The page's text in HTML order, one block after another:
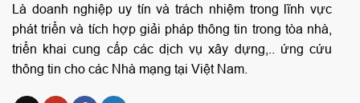
Là doanh nghiệp uy tín và trách nhiệm trong lĩnh vực
phát triển và tích hợp giải pháp thông tin trong tòa nhà,
triển khai cung cấp các dịch vụ xây dựng,.. ứng cứu
thông tin cho các Nhà mạng tại Việt Nam.